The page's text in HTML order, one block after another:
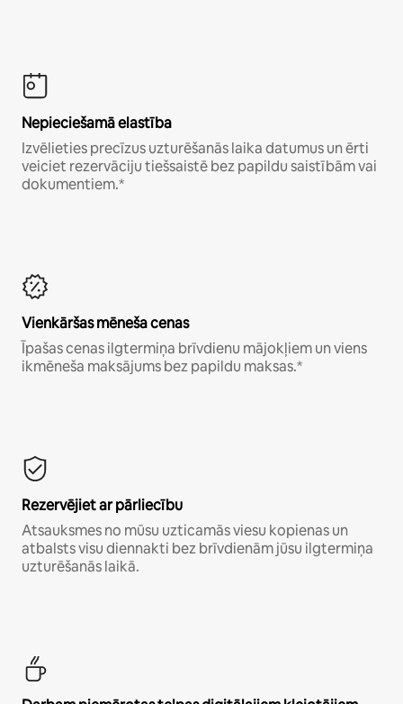
Nepieciešamā elastība
Izvēlieties precīzus uzturēšanās laika datumus un ērti
veiciet rezervāciju tiešsaistē bez papildu saistībām vai
dokumentiem.*
Vienkāršas mēneša cenas
Īpašas cenas ilgtermiņa brīvdienu mājokļiem un viens
ikmēneša maksājums bez papildu maksas.*
Rezervējiet ar pārliecību
Atsauksmes no mūsu uzticamās viesu kopienas un
atbalsts visu diennakti bez brīvdienām jūsu ilgtermiņa
uzturēšanās laikā.